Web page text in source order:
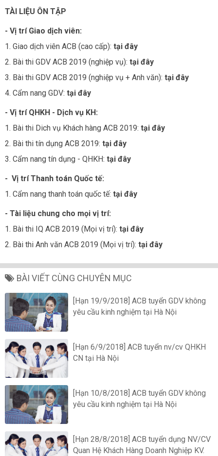
TÀI LIỆU ÔN TẬP
- Vị trí Giao dịch viên:
1. Giao dịch viên ACB (cao cấp): tại đây
2. Bài thi GDV ACB 2019 (nghiệp vụ): tại đây
3. Bài thi GDV ACB 2019 (nghiệp vụ + Anh văn): tại đây
4. Cẩm nang GDV: tại đây
- Vị trí QHKH - Dịch vụ KH:
1. Bài thi Dich vụ Khách hàng ACB 2019: tại đây
2. Bài thi tín dụng ACB 2019: tại đây
3. Cẩm nang tín dụng - QHKH: tại đây
- Vị trí Thanh toán Quốc tế:
1. Cẩm nang thanh toán quốc tế: tại đây
- Tài liệu chung cho mọi vị trí:
1. Bài thi IQ ACB 2019 (Mọi vị trí): tại đây
2. Bài thi Anh văn ACB 2019 (Mọi vị trí): tại đây
BÀI VIẾT CÙNG CHUYÊN MỤC
[Hạn 19/9/2018] ACB tuyển GDV không
yêu cầu kinh nghiệm tại Hà Nội
[Hạn 6/9/2018] ACB tuyển nv/cv QHKH
CN tại Hà Nội
[Hạn 10/8/2018] ACB tuyển GDV không
yêu cầu kinh nghiệm tại Hà Nội
[Hạn 28/8/2018] ACB tuyển dụng NV/CV
Quan Hệ Khách Hàng Doanh Nghiệp KV.